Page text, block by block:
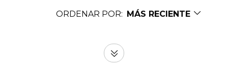
ORDENAR POR: MÁS RECIENTE